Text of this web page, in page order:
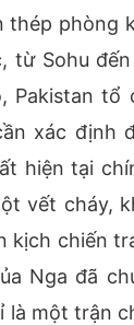
thép phòng
từ Sohu
Pakistan
xác
hiện tại
vết cháy,
kịch chiến
Nga đã
là một trận